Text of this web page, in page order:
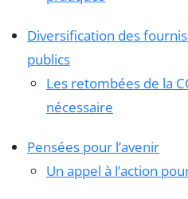
Diversification des
publics
Les retombées de la
nécessaire
Pensées pour l’avenir
Un appel à l’action